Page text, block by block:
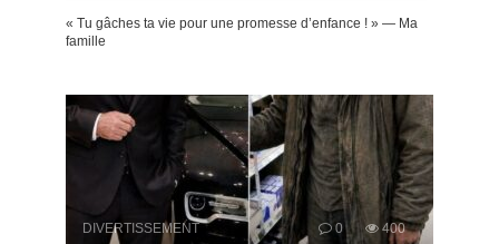
« Tu gâches ta vie pour une promesse d’enfance ! » — Ma
famille
DIVERTISSEMENT 0 400